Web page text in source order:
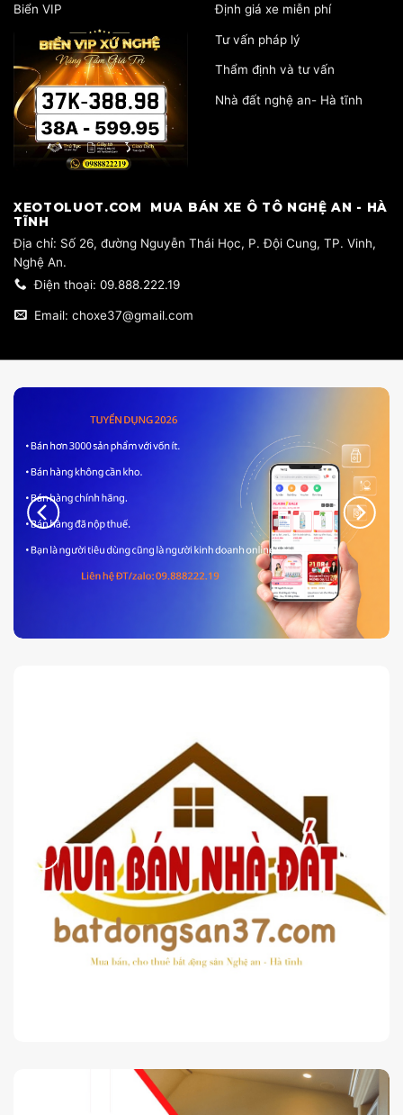
Biển VIP Định giá xe miễn phí
Tư vấn pháp lý
Thẩm định và tư vấn
Nhà đất nghệ an- Hà tĩnh
​XEOTOLUOT.COM MUA BÁN XE Ô TÔ NGHỆ AN - HÀ
TĨNH
​Địa chỉ: Số 26, đường Nguyễn Thái Học, P. Đội Cung, TP. Vinh,
Nghệ An.
Điện thoại: 09.888.222.19
Email: choxe37@gmail.com